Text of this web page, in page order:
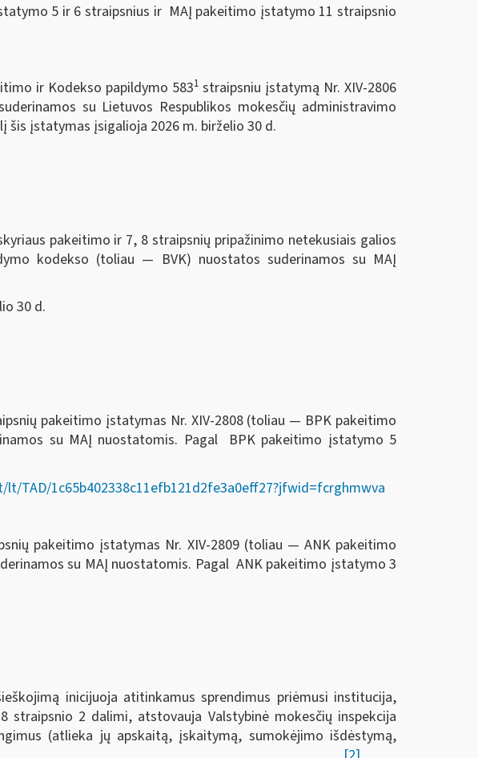
5 ir 6 straipsnius ir MAĮ pakeitimo įstatymo 11 straipsnio
ir Kodekso papildymo 5831 straipsniu įstatymą Nr. XIV-2806
su Lietuvos Respublikos mokesčių administravimo
įstatymas įsigalioja 2026 m. birželio 30 d.
pakeitimo ir 7, 8 straipsnių pripažinimo netekusiais galios
kodekso (toliau — BVK) nuostatos suderinamos su MAĮ
30 d.
pakeitimo įstatymas Nr. XIV-2808 (toliau — BPK pakeitimo
su MAĮ nuostatomis. Pagal BPK pakeitimo įstatymo 5
TAD/1c65b402338c11efb121d2fe3a0eff27?jfwid=fcrghmwva
pakeitimo įstatymas Nr. XIV-2809 (toliau — ANK pakeitimo
su MAĮ nuostatomis. Pagal ANK pakeitimo įstatymo 3
inicijuoja atitinkamus sprendimus priėmusi institucija,
2 dalimi, atstovauja Valstybinė mokesčių inspekcija
(atlieka jų apskaitą, įskaitymą, sumokėjimo išdėstymą,